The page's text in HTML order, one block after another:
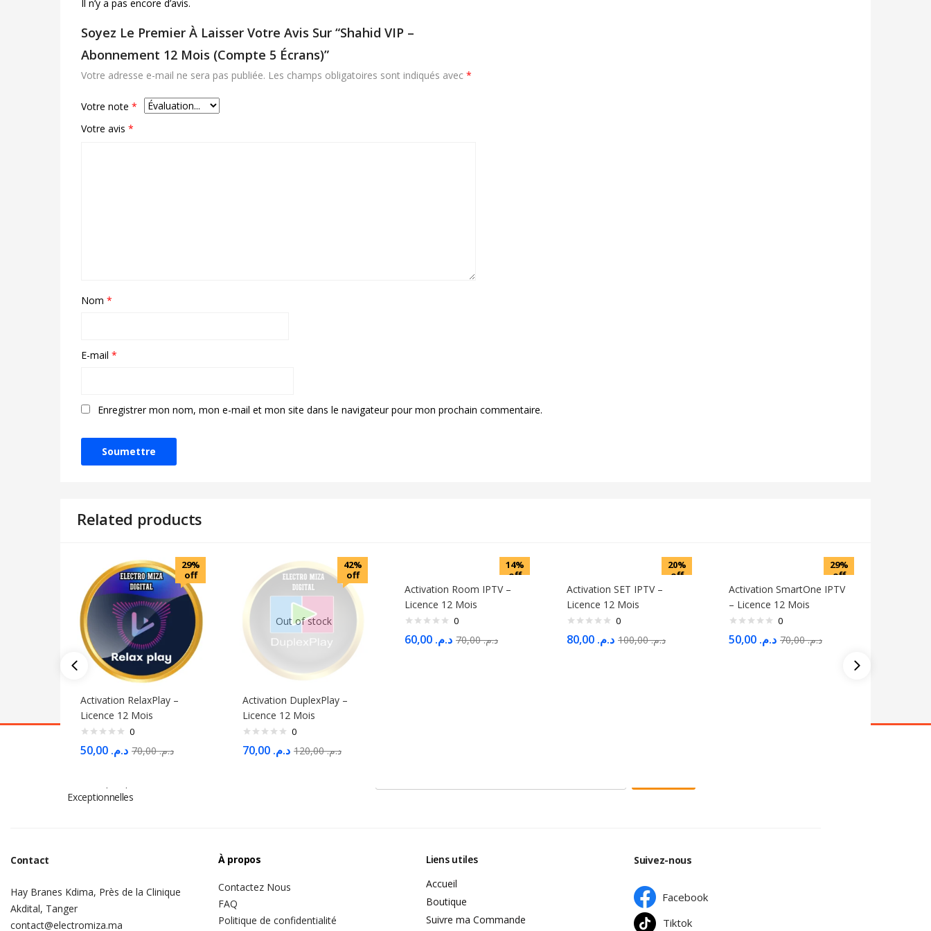
Il n’y a pas encore d’avis.
Soyez Le Premier À Laisser Votre Avis Sur “Shahid VIP –
Abonnement 12 Mois (Compte 5 Écrans)”
Votre adresse e-mail ne sera pas publiée. Les champs obligatoires sont indiqués avec *
Votre note *
Votre avis *
Nom *
E-mail *
Enregistrer mon nom, mon e-mail et mon site dans le navigateur pour mon prochain commentaire.
Related products
29%
off
Activation RelaxPlay –
Licence 12 Mois
0
د.م. د.م.70,00
Out of stock
42%
off
Activation DuplexPlay –
Licence 12 Mois
0
د.م. د.م.120,00
14%
off
Activation Room IPTV –
Licence 12 Mois
0
د.م. د.م.70,00
20%
off
Activation SET IPTV –
Licence 12 Mois
0
د.م. د.م.100,00
29%
off
Activation SmartOne IPTV
– Licence 12 Mois
0
د.م. د.م.70,00
Exceptionnelles
Contact
Hay Branes Kdima, Près de la Clinique
Akdital, Tanger
contact@electromiza.ma
À propos
Contactez Nous
FAQ
Politique de confidentialité
Liens utiles
Accueil
Boutique
Suivre ma Commande
Suivez-nous
Facebook
Tiktok